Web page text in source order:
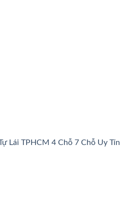
Lái TPHCM 4 Chỗ 7 Chỗ Uy Tín